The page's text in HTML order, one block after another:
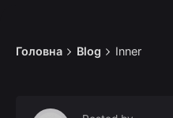
Головна Blog Inner